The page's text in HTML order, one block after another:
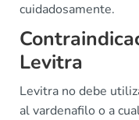
cuidadosamente.
Levitra
Levitra no debe
al vardenafilo o a